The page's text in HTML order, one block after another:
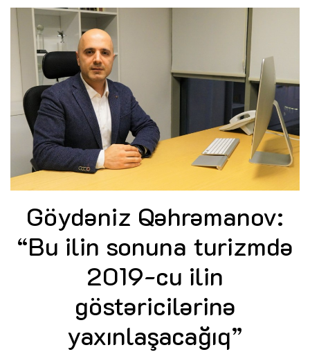
Göydəniz Qəhrəmanov:
“Bu ilin sonuna turizmdə
2019-cu ilin
göstəricilərinə
yaxınlaşacağıq”